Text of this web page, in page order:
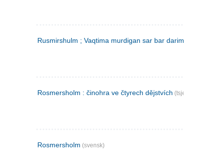
Rusmirshulm ; Vaqtima murdigan sar bar darim
Rosmersholm : činohra ve čtyrech dějstvích (tsjekkisk)
Rosmersholm (svensk)